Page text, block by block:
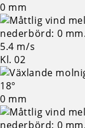
0 mm
5.4 m/s
Kl. 02
18°
0 mm